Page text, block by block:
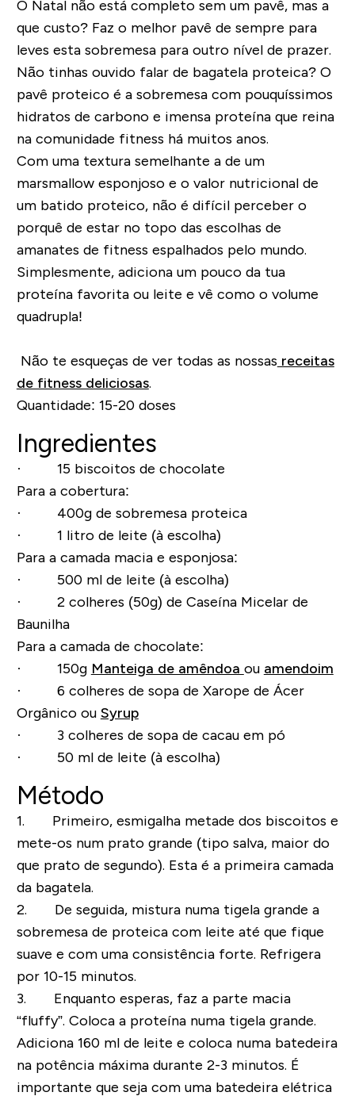
O Natal não está completo sem um pavê, mas a
que custo? Faz o melhor pavê de sempre para
leves esta sobremesa para outro nível de prazer.
Não tinhas ouvido falar de bagatela proteica? O
pavê proteico é a sobremesa com pouquíssimos
hidratos de carbono e imensa proteína que reina
na comunidade fitness há muitos anos.
Com uma textura semelhante a de um
marsmallow esponjoso e o valor nutricional de
um batido proteico, não é difícil perceber o
porquê de estar no topo das escolhas de
amanates de fitness espalhados pelo mundo.
Simplesmente, adiciona um pouco da tua
proteína favorita ou leite e vê como o volume
quadrupla!
Não te esqueças de ver todas as nossas receitas
de fitness deliciosas.
Quantidade: 15-20 doses
Ingredientes
· 15 biscoitos de chocolate
Para a cobertura:
· 400g de sobremesa proteica
· 1 litro de leite (à escolha)
Para a camada macia e esponjosa:
· 500 ml de leite (à escolha)
· 2 colheres (50g) de Caseína Micelar de
Baunilha
Para a camada de chocolate:
· 150g Manteiga de amêndoa ou amendoim
· 6 colheres de sopa de Xarope de Ácer
Orgânico ou Syrup
· 3 colheres de sopa de cacau em pó
· 50 ml de leite (à escolha)
Método
1. Primeiro, esmigalha metade dos biscoitos e
mete-os num prato grande (tipo salva, maior do
que prato de segundo). Esta é a primeira camada
da bagatela.
2. De seguida, mistura numa tigela grande a
sobremesa de proteica com leite até que fique
suave e com uma consistência forte. Refrigera
por 10-15 minutos.
3. Enquanto esperas, faz a parte macia
“fluffy”. Coloca a proteína numa tigela grande.
Adiciona 160 ml de leite e coloca numa batedeira
na potência máxima durante 2-3 minutos. É
importante que seja com uma batedeira elétrica